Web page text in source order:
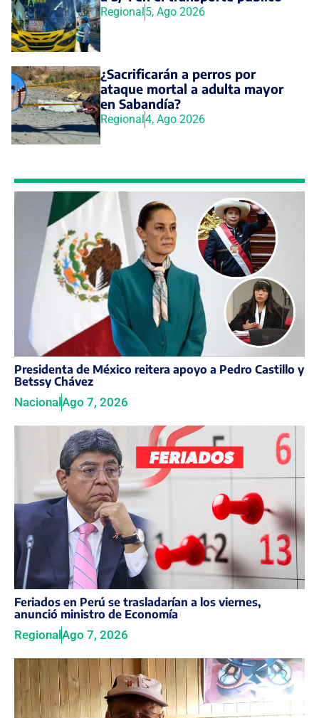
Regional5, Ago 2026
¿Sacrificarán a perros por
ataque mortal a adulta mayor
en Sabandía?
Regional4, Ago 2026
Presidenta de México reitera apoyo a Pedro Castillo y
Betssy Chávez
Nacional Ago 7, 2026
Feriados en Perú se trasladarían a los viernes,
anunció ministro de Economía
RegionalAgo 7, 2026